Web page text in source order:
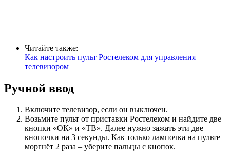
Читайте также:
Как настроить пульт Ростелеком для управления
телевизором
Ручной ввод
Включите телевизор, если он выключен.
Возьмите пульт от приставки Ростелеком и найдите две
кнопки «ОК» и «ТВ». Далее нужно зажать эти две
кнопочки на 3 секунды. Как только лампочка на пульте
моргнёт 2 раза – уберите пальцы с кнопок.